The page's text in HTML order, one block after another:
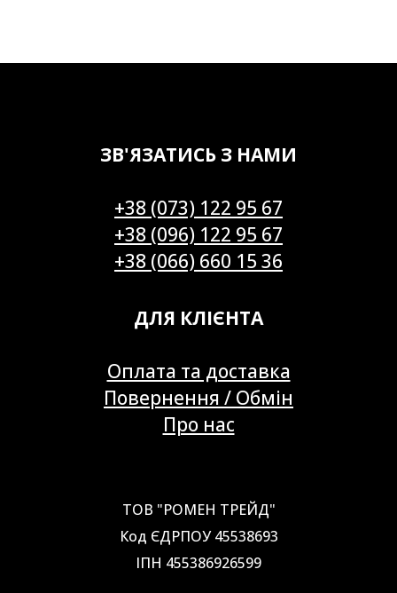
ЗВ'ЯЗАТИСЬ З НАМИ
+38 (073) 122 95 67
+38 (096) 122 95 67
+38 (066) 660 15 36
ДЛЯ КЛІЄНТА
Оплата та доставка
Повернення / Обмін
Про нас
ТОВ "РОМЕН ТРЕЙД"
Код ЄДРПОУ 45538693
ІПН 455386926599